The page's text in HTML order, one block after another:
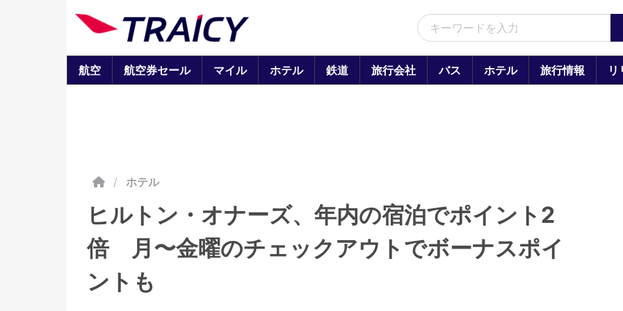
航空 航空券セール マイル ホテル 鉄道 旅行会社 バス ホテル 旅行情報 リ
/ ホテル
ヒルトン・オナーズ、年内の宿泊でポイント2
倍 月〜金曜のチェックアウトでボーナスポイ
ントも